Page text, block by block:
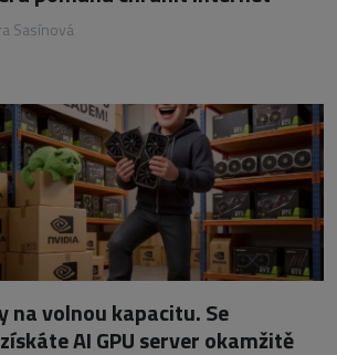
Sasínová
na volnou kapacitu. Se
AI GPU server okamžitě